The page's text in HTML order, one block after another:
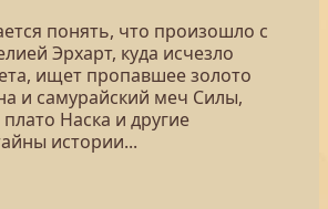
понять, что произошло с
Эрхарт, куда исчезло
ищет пропавшее золото
и самурайский меч Силы,
Наска и другие
истории...